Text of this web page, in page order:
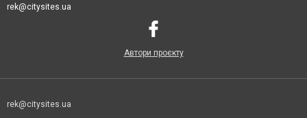
rek@citysites.ua
Автори проєкту
rek@citysites.ua